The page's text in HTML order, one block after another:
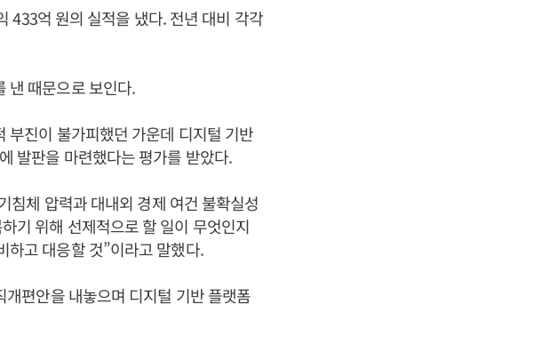
433억 원의 실적을 냈다. 전년 대비 각각
낸 때문으로 보인다.
부진이 불가피했던 가운데 디지털 기반
발판을 마련했다는 평가를 받았다.
침체 압력과 대내외 경제 여건 불확실성
기 위해 선제적으로 할 일이 무엇인지
하고 대응할 것”이라고 말했다.
편안을 내놓으며 디지털 기반 플랫폼